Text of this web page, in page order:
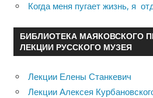
Когда меня пугает жизнь, я
БИБЛИОТЕКА МАЯКОВСКОГО
ЛЕКЦИИ РУССКОГО МУЗЕЯ
Лекции Елены Станкевич
Лекции Алексея